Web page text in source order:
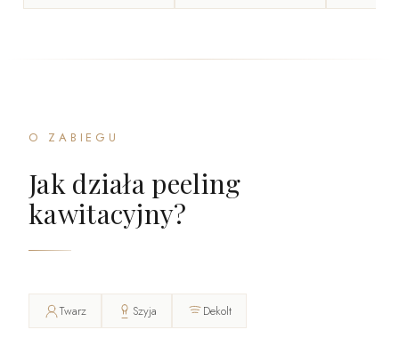
O ZABIEGU
Jak działa peeling
kawitacyjny?
Twarz Szyja Dekolt